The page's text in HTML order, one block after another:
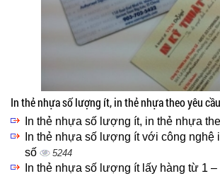
In thẻ nhựa số lượng ít, in thẻ nhựa theo yêu cầu
In thẻ nhựa số lượng ít, in thẻ nhựa
In thẻ nhựa số lượng ít với công nghệ
số
5244
In thẻ nhựa số lượng ít lấy hàng từ 1 –